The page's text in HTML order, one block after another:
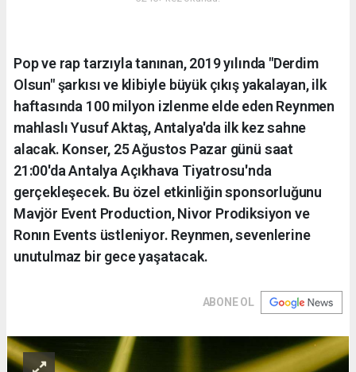
Pop ve rap tarzıyla tanınan, 2019 yılında "Derdim
Olsun" şarkısı ve klibiyle büyük çıkış yakalayan, ilk
haftasında 100 milyon izlenme elde eden Reynmen
mahlaslı Yusuf Aktaş, Antalya'da ilk kez sahne
alacak. Konser, 25 Ağustos Pazar günü saat
21:00'da Antalya Açıkhava Tiyatrosu'nda
gerçekleşecek. Bu özel etkinliğin sponsorluğunu
Mavjör Event Production, Nivor Prodiksiyon ve
Ronın Events üstleniyor. Reynmen, sevenlerine
unutulmaz bir gece yaşatacak.
ABONE OL